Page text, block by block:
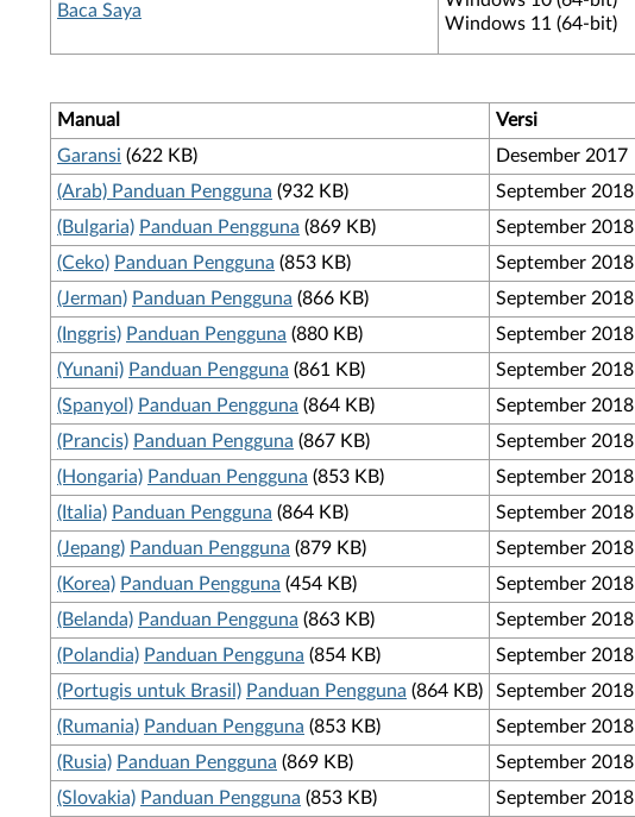
Baca Saya
Windows 11 (64-bit)
Manual
Versi
Garansi (622 KB)
Desember 2017
(Arab) Panduan Pengguna (932 KB)
September 2018
(Bulgaria) Panduan Pengguna (869 KB)
September 2018
(Ceko) Panduan Pengguna (853 KB)
September 2018
(Jerman) Panduan Pengguna (866 KB)
September 2018
(Inggris) Panduan Pengguna (880 KB)
September 2018
(Yunani) Panduan Pengguna (861 KB)
September 2018
(Spanyol) Panduan Pengguna (864 KB)
September 2018
(Prancis) Panduan Pengguna (867 KB)
September 2018
(Hongaria) Panduan Pengguna (853 KB)
September 2018
(Italia) Panduan Pengguna (864 KB)
September 2018
(Jepang) Panduan Pengguna (879 KB)
September 2018
(Korea) Panduan Pengguna (454 KB)
September 2018
(Belanda) Panduan Pengguna (863 KB)
September 2018
(Polandia) Panduan Pengguna (854 KB)
September 2018
(Portugis untuk Brasil) Panduan Pengguna (864 KB)
September 2018
(Rumania) Panduan Pengguna (853 KB)
September 2018
(Rusia) Panduan Pengguna (869 KB)
September 2018
(Slovakia) Panduan Pengguna (853 KB)
September 2018